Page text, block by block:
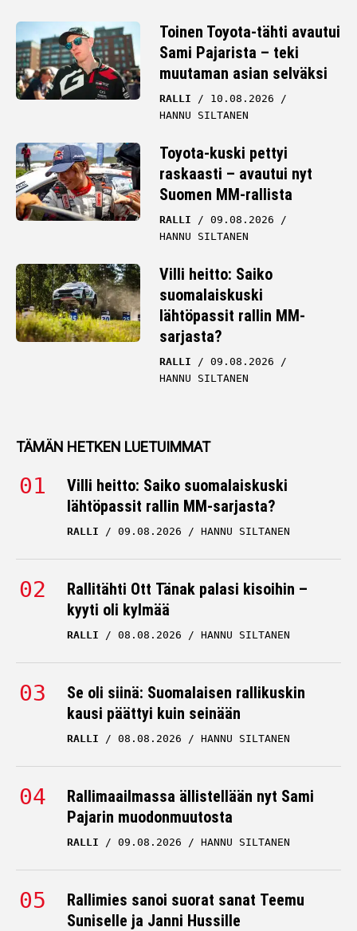
Toinen Toyota-tähti avautui
Sami Pajarista – teki
muutaman asian selväksi
RALLI
10.08.2026
HANNU SILTANEN
Toyota-kuski pettyi
raskaasti – avautui nyt
Suomen MM-rallista
RALLI
09.08.2026
HANNU SILTANEN
Villi heitto: Saiko
suomalaiskuski
lähtöpassit rallin MM-
sarjasta?
RALLI
09.08.2026
HANNU SILTANEN
TÄMÄN HETKEN LUETUIMMAT
Villi heitto: Saiko suomalaiskuski
lähtöpassit rallin MM-sarjasta?
RALLI 09.08.2026 HANNU SILTANEN
Rallitähti Ott Tänak palasi kisoihin –
kyyti oli kylmää
RALLI 08.08.2026 HANNU SILTANEN
Se oli siinä: Suomalaisen rallikuskin
kausi päättyi kuin seinään
RALLI 08.08.2026 HANNU SILTANEN
Rallimaailmassa ällistellään nyt Sami
Pajarin muodonmuutosta
RALLI 09.08.2026 HANNU SILTANEN
Rallimies sanoi suorat sanat Teemu
Suniselle ja Janni Hussille